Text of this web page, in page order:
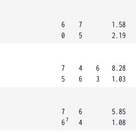
6
0
7
5
1.58
2.19
7
5
4
6
6
3
8.28
1.03
7
67
6
4
5.85
1.08